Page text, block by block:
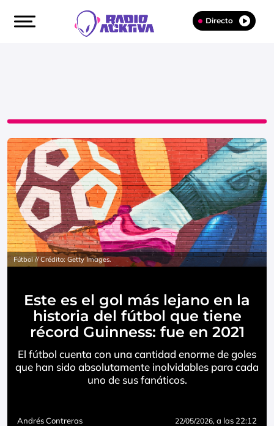
Directo
Fútbol // Crédito: Getty Images.
Este es el gol más lejano en la
historia del fútbol que tiene
récord Guinness: fue en 2021
El fútbol cuenta con una cantidad enorme de goles
que han sido absolutamente inolvidables para cada
uno de sus fanáticos.
Andrés Contreras 22/05/2026, a las 22:12